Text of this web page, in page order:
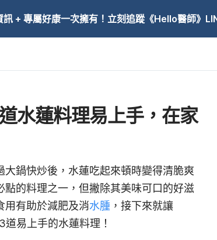
訊 + 專屬好康一次擁有！立刻追蹤《Hello醫師》
水蓮料理易上手，在家
鍋快炒後，水蓮吃起來頓時變得清脆爽
的料理之一，但撇除其美味可口的好滋
用有助於減肥及消水腫 ，接下來就讓
易上手的水蓮料理！